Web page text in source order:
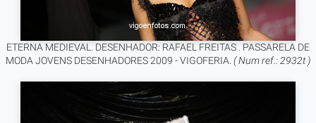
ETERNA MEDIEVAL. DESENHADOR: RAFAEL FREITAS . PASSARELA DE
MODA JOVENS DESENHADORES 2009 - VIGOFERIA. ( Num ref.: 2932t )